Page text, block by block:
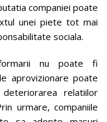
companiei poate
unei piete tot mai
sociala.
nu poate fi
aprovizionare poate
relatiilor
urmare, companiile